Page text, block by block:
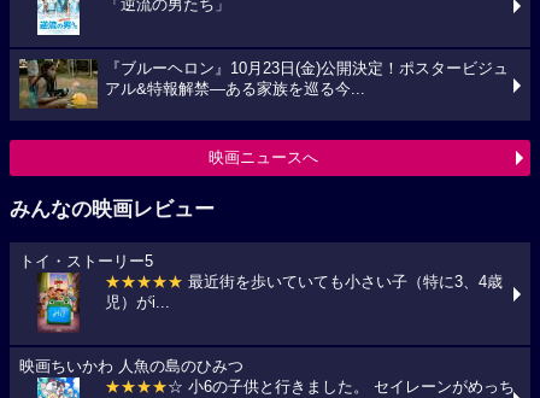
「逆流の男たち」
『ブルーヘロン』10月23日(金)公開決定！ポスタービジュ
アル&特報解禁―ある家族を巡る今...
映画ニュースへ
みんなの映画レビュー
トイ・ストーリー5
★★★★★ 最近街を歩いていても小さい子（特に3、4歳
児）がi...
映画ちいかわ 人魚の島のひみつ
★★★★☆ 小6の子供と行きました。 セイレーンがめっち